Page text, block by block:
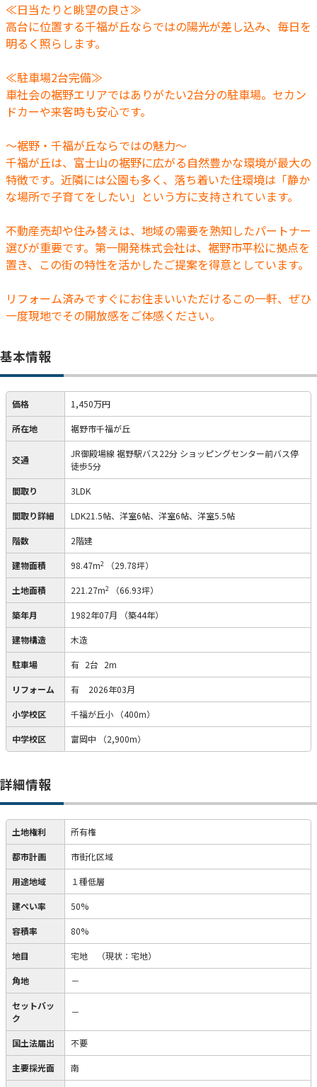
≪日当たりと眺望の良さ≫
高台に位置する千福が丘ならではの陽光が差し込み、毎日を
明るく照らします。
≪駐車場2台完備≫
車社会の裾野エリアではありがたい2台分の駐車場。セカン
ドカーや来客時も安心です。
～裾野・千福が丘ならではの魅力～
千福が丘は、富士山の裾野に広がる自然豊かな環境が最大の
特徴です。近隣には公園も多く、落ち着いた住環境は「静か
な場所で子育てをしたい」という方に支持されています。
不動産売却や住み替えは、地域の需要を熟知したパートナー
選びが重要です。第一開発株式会社は、裾野市平松に拠点を
置き、この街の特性を活かしたご提案を得意としています。
リフォーム済みですぐにお住まいいただけるこの一軒、ぜひ
一度現地でその開放感をご体感ください。
基本情報
価格 1,450万円
所在地 裾野市千福が丘
交通
JR御殿場線 裾野駅バス22分 ショッピングセンター前バス停
徒歩5分
間取り 3LDK
間取り詳細 LDK21.5帖、洋室6帖、洋室6帖、洋室5.5帖
階数 2階建
建物面積 98.47m2 （29.78坪）
土地面積 221.27m2 （66.93坪）
築年月 1982年07月 （築44年）
建物構造 木造
駐車場 有 2台 2m
リフォーム 有 2026年03月
小学校区 千福が丘小 （400m）
中学校区 富岡中 （2,900m）
詳細情報
土地権利 所有権
都市計画 市街化区域
用途地域 １種低層
建ぺい率 50%
容積率 80%
地目 宅地 （現状：宅地）
角地 －
セットバッ
ク
－
国土法届出 不要
主要採光面 南